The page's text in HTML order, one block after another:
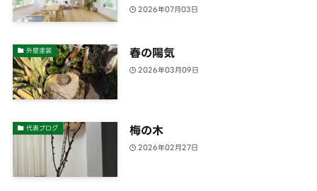
2026年07月03日
外壁塗装 春の陽気
2026年03月09日
代表ブログ 梅の木
2026年02月27日